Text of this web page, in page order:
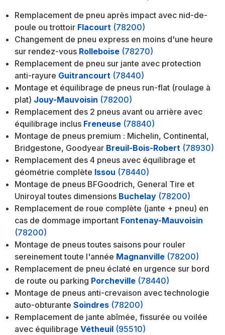
Remplacement de pneu après impact avec nid-de-
poule ou trottoir Flacourt (78200)
Changement de pneu express en moins d'une heure
sur rendez-vous Rolleboise (78270)
Remplacement de pneu sur jante avec protection
anti-rayure Guitrancourt (78440)
Montage et équilibrage de pneus run-flat (roulage à
plat) Jouy-Mauvoisin (78200)
Remplacement des 2 pneus avant ou arrière avec
équilibrage inclus Freneuse (78840)
Montage de pneus premium : Michelin, Continental,
Bridgestone, Goodyear Breuil-Bois-Robert (78930)
Remplacement des 4 pneus avec équilibrage et
géométrie complète Issou (78440)
Montage de pneus BFGoodrich, General Tire et
Uniroyal toutes dimensions Buchelay (78200)
Remplacement de roue complète (jante + pneu) en
cas de dommage important Fontenay-Mauvoisin
(78200)
Montage de pneus toutes saisons pour rouler
sereinement toute l'année Magnanville (78200)
Remplacement de pneu éclaté en urgence sur bord
de route ou parking Porcheville (78440)
Montage de pneus anti-crevaison avec technologie
auto-obturante Soindres (78200)
Remplacement de jante abîmée, fissurée ou voilée
avec équilibrage Vétheuil (95510)